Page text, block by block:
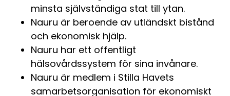
minsta självständiga stat till ytan.
Nauru är beroende av utländskt bistånd
och ekonomisk hjälp.
Nauru har ett offentligt
hälsovårdssystem för sina invånare.
Nauru är medlem i Stilla Havets
samarbetsorganisation för ekonomiskt